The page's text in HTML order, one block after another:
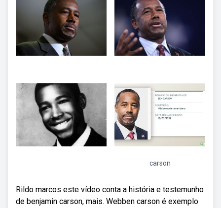
carson
Rildo marcos este vídeo conta a história e testemunho
de benjamin carson, mais. Webben carson é exemplo